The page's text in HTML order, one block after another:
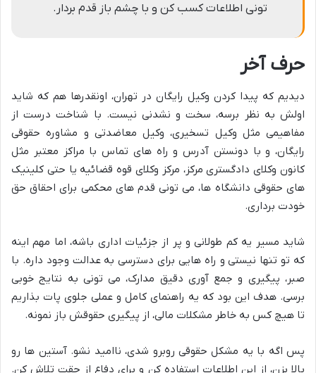
تونی اطلاعات کسب کن و با چشم باز قدم بردار.
حرف آخر
دیدیم که پیدا کردن وکیل رایگان در تهران، اونقدرها هم که شاید
اولش به نظر برسه، سخت و نشدنی نیست. با شناخت درست از
مفاهیمی مثل وکیل تسخیری، وکیل معاضدتی و مشاوره حقوقی
رایگان، و با دونستن آدرس و راه های تماس با مراکز معتبر مثل
کانون وکلای دادگستری مرکز، مرکز وکلای قوه قضائیه یا حتی کلینیک
های حقوقی دانشگاه ها، می تونی قدم های محکمی برای احقاق حق
خودت برداری.
شاید مسیر یه کم طولانی و پر از جزئیات اداری باشه، اما مهم اینه
که تو تنها نیستی و راه هایی برای دسترسی به عدالت وجود داره. با
صبر، پیگیری و جمع آوری دقیق مدارک، می تونی به نتایج خوبی
برسی. هدف این بود که یه راهنمای کامل و عملی جلوی پات بذاریم
تا هیچ کس به خاطر مشکلات مالی، از پیگیری حقوقش باز نمونه.
پس اگه با یه مشکل حقوقی روبرو شدی، ناامید نشو. آستین ها رو
بالا بزن، از این اطلاعات استفاده کن و برای دفاع از حقت تلاش کن.